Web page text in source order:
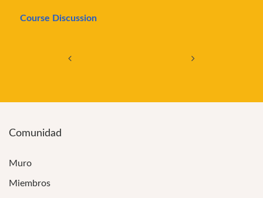
Course Discussion
Navegación de entradas
Comunidad
Muro
Miembros